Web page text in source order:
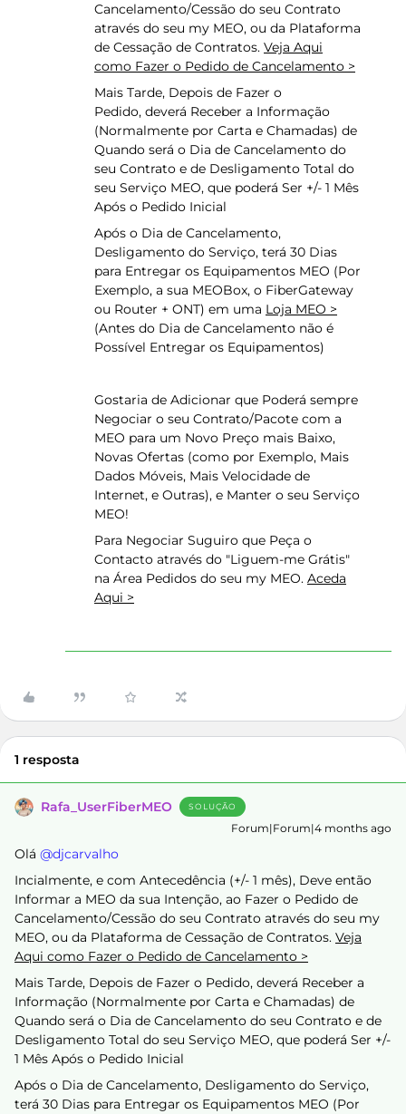
Cancelamento/Cessão do seu Contrato
através do seu my MEO, ou da Plataforma
de Cessação de Contratos. Veja Aqui
como Fazer o Pedido de Cancelamento >
Mais Tarde, Depois de Fazer o
Pedido, deverá Receber a Informação
(Normalmente por Carta e Chamadas) de
Quando será o Dia de Cancelamento do
seu Contrato e de Desligamento Total do
seu Serviço MEO, que poderá Ser +/- 1 Mês
Após o Pedido Inicial
Após o Dia de Cancelamento,
Desligamento do Serviço, terá 30 Dias
para Entregar os Equipamentos MEO (Por
Exemplo, a sua MEOBox, o FiberGateway
ou Router + ONT) em uma Loja MEO >
(Antes do Dia de Cancelamento não é
Possível Entregar os Equipamentos)
Gostaria de Adicionar que Poderá sempre
Negociar o seu Contrato/Pacote com a
MEO para um Novo Preço mais Baixo,
Novas Ofertas (como por Exemplo, Mais
Dados Móveis, Mais Velocidade de
Internet, e Outras), e Manter o seu Serviço
MEO!
Para Negociar Suguiro que Peça o
Contacto através do "Liguem-me Grátis"
na Área Pedidos do seu my MEO. Aceda
Aqui >
1 resposta
Rafa_UserFiberMEO SOLUÇÃO
Forum|Forum|4 months ago
Olá ​ @djcarvalho
Incialmente, e com Antecedência (+/- 1 mês), Deve então
Informar a MEO da sua Intenção, ao Fazer o Pedido de
Cancelamento/Cessão do seu Contrato através do seu my
MEO, ou da Plataforma de Cessação de Contratos. Veja
Aqui como Fazer o Pedido de Cancelamento >
Mais Tarde, Depois de Fazer o Pedido, deverá Receber a
Informação (Normalmente por Carta e Chamadas) de
Quando será o Dia de Cancelamento do seu Contrato e de
Desligamento Total do seu Serviço MEO, que poderá Ser +/-
1 Mês Após o Pedido Inicial
Após o Dia de Cancelamento, Desligamento do Serviço,
terá 30 Dias para Entregar os Equipamentos MEO (Por